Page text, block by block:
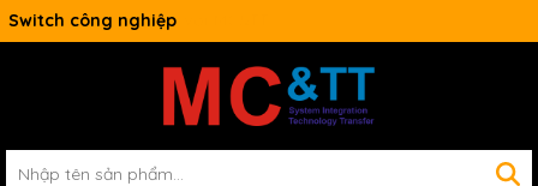
Switch công nghiệp